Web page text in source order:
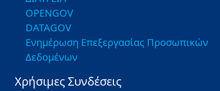
OPENGOV
DATAGOV
Ενημέρωση Επεξεργασίας Προσωπικών
Δεδομένων
Χρήσιμες Συνδέσεις